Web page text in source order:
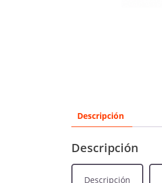
Descripción
Descripción
Descripción